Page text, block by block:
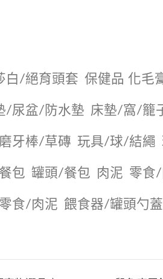
白/絕育頭套 保健品 化毛
/尿盆/防水墊 床墊/窩/籠
牙棒/草磚 玩具/球/結繩
包 罐頭/餐包 肉泥 零食
食/肉泥 餵食器/罐頭勺